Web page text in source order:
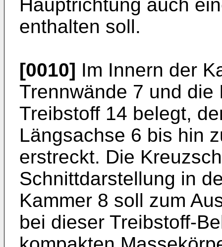
Hauptrichtung auch
enthalten soll.
[0010] Im Innern der
Trennwände 7 und
Treibstoff 14 belegt,
Längsachse 6 bis hin
erstreckt. Die
Schnittdarstellung in
Kammer 8 soll zum
bei dieser Treibstoff-